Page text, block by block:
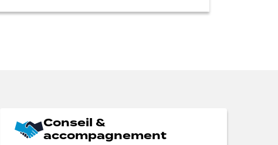
Conseil &
accompagnement